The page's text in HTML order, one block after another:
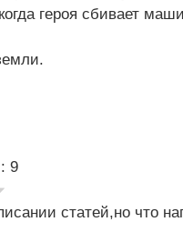
героя сбивает
9
статей,но что